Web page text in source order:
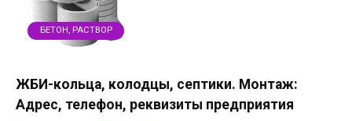
БЕТОН, РАСТВОР
ЖБИ-кольца, колодцы, септики. Монтаж:
Адрес, телефон, реквизиты предприятия